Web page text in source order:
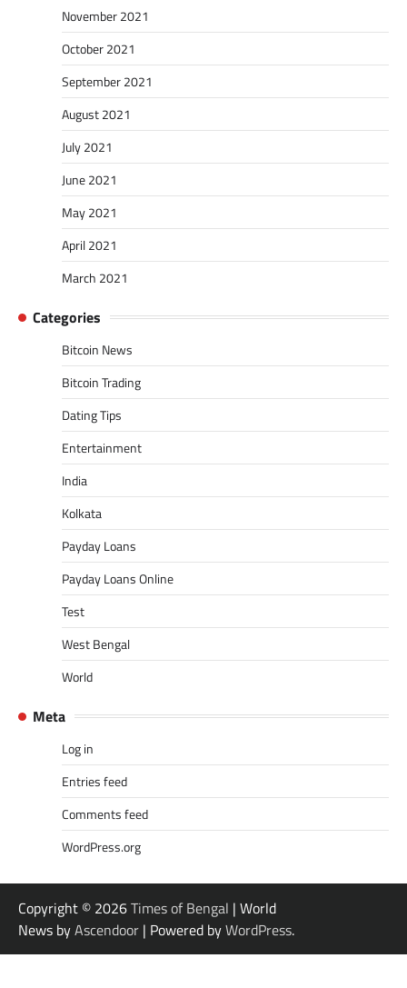
November 2021
October 2021
September 2021
August 2021
July 2021
June 2021
May 2021
April 2021
March 2021
Categories
Bitcoin News
Bitcoin Trading
Dating Tips
Entertainment
India
Kolkata
Payday Loans
Payday Loans Online
Test
West Bengal
World
Meta
Log in
Entries feed
Comments feed
WordPress.org
Copyright © 2026Times of Bengal | World
News byAscendoor | Powered byWordPress.